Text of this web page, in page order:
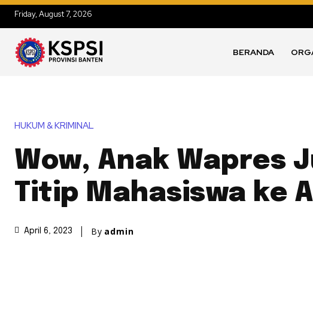
Friday, August 7, 2026
BERANDA
HUKUM & KRIMINAL
Wow, Anak Wapres
Titip Mahasiswa ke
April 6, 2023 By admin